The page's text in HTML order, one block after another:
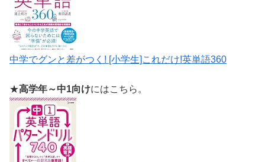
中学でグンと差がつく! [小学生]これだけ!英単語360
★高学年～中1向けにはこちら。